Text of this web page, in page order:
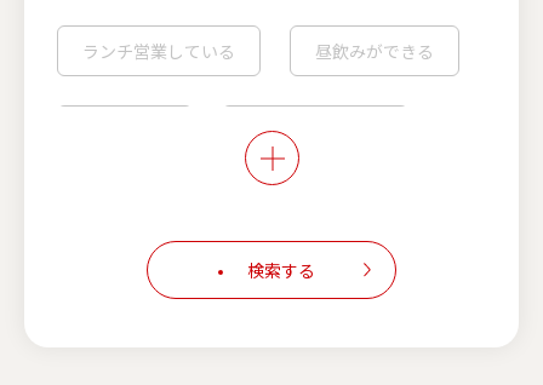
ランチ営業している 昼飲みができる
こだわりの店内※
キャッシュレス決済対応
検索する